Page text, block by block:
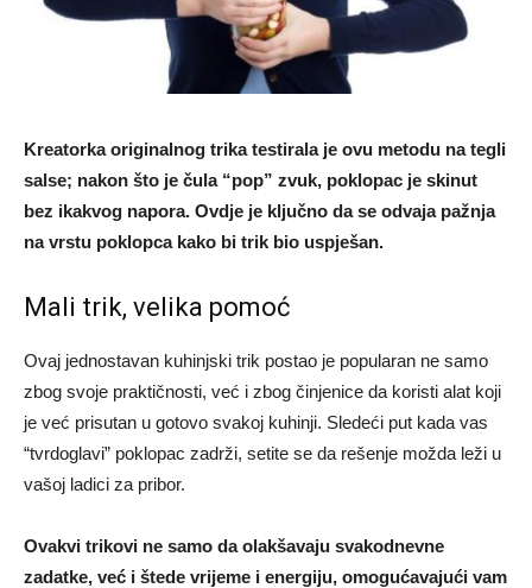
Kreatorka originalnog trika testirala je ovu metodu na tegli
salse; nakon što je čula “pop” zvuk, poklopac je skinut
bez ikakvog napora. Ovdje je ključno da se odvaja pažnja
na vrstu poklopca kako bi trik bio uspješan.
Mali trik, velika pomoć
Ovaj jednostavan kuhinjski trik postao je popularan ne samo
zbog svoje praktičnosti, već i zbog činjenice da koristi alat koji
je već prisutan u gotovo svakoj kuhinji. Sledeći put kada vas
“tvrdoglavi” poklopac zadrži, setite se da rešenje možda leži u
vašoj ladici za pribor.
Ovakvi trikovi ne samo da olakšavaju svakodnevne
zadatke, već i štede vrijeme i energiju, omogućavajući vam